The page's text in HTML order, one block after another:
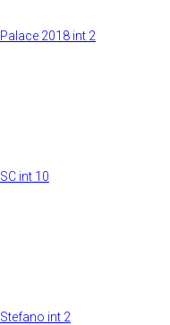
Palace 2018 int 2
SC int 10
Stefano int 2